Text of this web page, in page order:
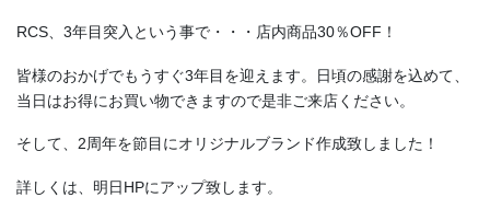
RCS、3年目突入という事で・・・店内商品30％OFF！
皆様のおかげでもうすぐ3年目を迎えます。日頃の感謝を込めて、
当日はお得にお買い物できますので是非ご来店ください。
そして、2周年を節目にオリジナルブランド作成致しました！
詳しくは、明日HPにアップ致します。